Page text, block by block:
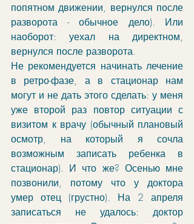
попятном движении, вернулся после
разворота - обычное дело). Или
наоборот: уехал на директном,
вернулся после разворота.
Не рекомендуется начинать лечение
в ретро-фазе, а в стационар нам
могут и не дать этого сделать: у меня
уже второй раз повтор ситуации с
визитом к врачу (обычный плановый
осмотр, на который я сочла
возможным записать ребенка в
стационар). И что же? Осенью мне
позвонили, потому что у доктора
умер отец (грустно). На 2 апреля
записаться не удалось: доктор